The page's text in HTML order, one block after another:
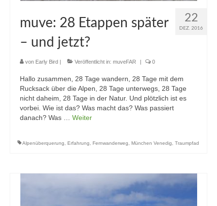
22
DEZ. 2016
muve: 28 Etappen später
– und jetzt?
von Early Bird Veröffentlicht in: muveFAR 0
Hallo zusammen, 28 Tage wandern, 28 Tage mit dem
Rucksack über die Alpen, 28 Tage unterwegs, 28 Tage
nicht daheim, 28 Tage in der Natur. Und plötzlich ist es
vorbei. Wie ist das? Was macht das? Was passiert
danach? Was … Weiter
Alpenüberquerung, Erfahrung, Fernwanderweg, München Venedig, Traumpfad